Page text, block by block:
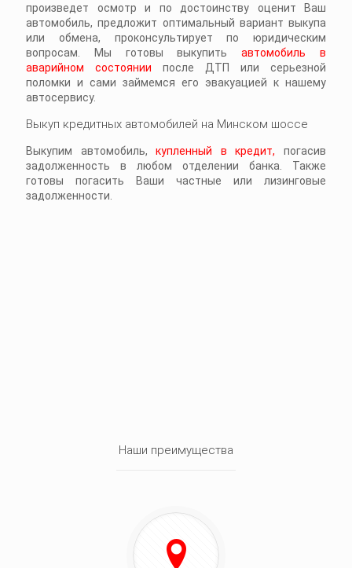
произведет осмотр и по достоинству оценит Ваш
автомобиль, предложит оптимальный вариант выкупа
или обмена, проконсультирует по юридическим
вопросам. Мы готовы выкупитьавтомобиль в
аварийном состоянии после ДТП или серьезной
поломки и сами займемся его эвакуацией к нашему
автосервису.
Выкуп кредитных автомобилей на Минском шоссе
Выкупим автомобиль,купленный в кредит,погасив
задолженность в любом отделении банка. Также
готовы погасить Ваши частные или лизинговые
задолженности.
Наши преимущества